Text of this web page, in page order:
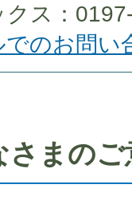
クス：
でのお問い
さまの